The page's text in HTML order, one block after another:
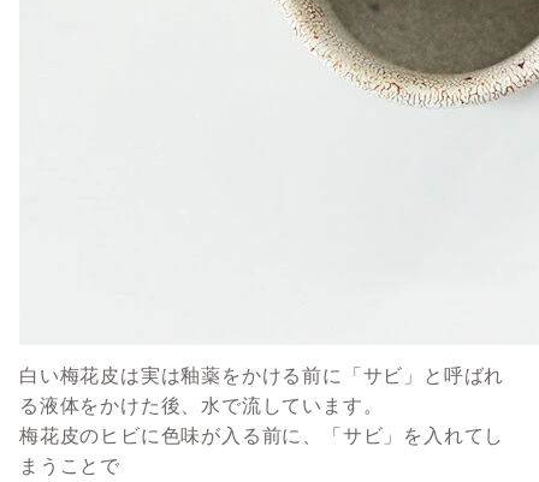
白い梅花皮は実は釉薬をかける前に「サビ」と呼ばれ
る液体をかけた後、水で流しています。
梅花皮のヒビに色味が入る前に、「サビ」を入れてし
まうことで